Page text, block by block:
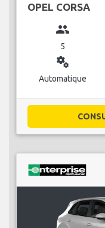
OPEL CORSA
group
5
miscellaneous_services
Automatique